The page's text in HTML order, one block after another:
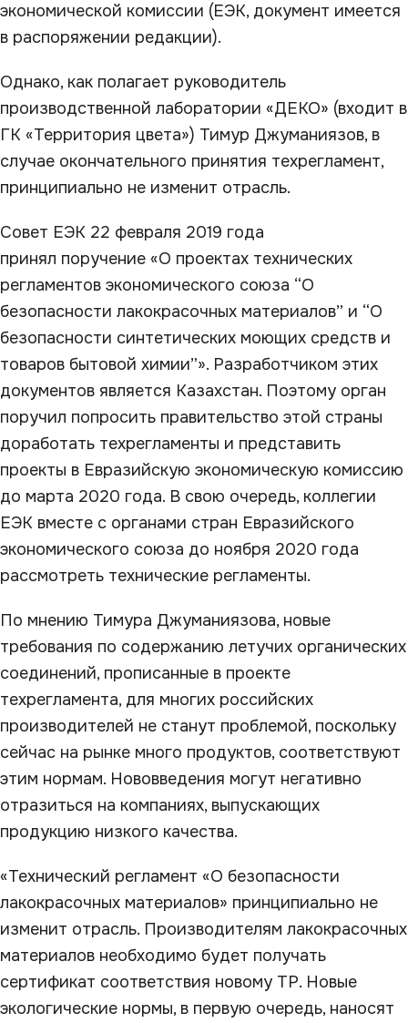
экономической комиссии (ЕЭК, документ имеется
в распоряжении редакции).
Однако, как полагает руководитель
производственной лаборатории «ДЕКО» (входит в
ГК «Территория цвета») Тимур Джуманиязов, в
случае окончательного принятия техрегламент,
принципиально не изменит отрасль.
Совет ЕЭК 22 февраля 2019 года
принял поручение «О проектах технических
регламентов экономического союза “О
безопасности лакокрасочных материалов” и “О
безопасности синтетических моющих средств и
товаров бытовой химии”». Разработчиком этих
документов является Казахстан. Поэтому орган
поручил попросить правительство этой страны
доработать техрегламенты и представить
проекты в Евразийскую экономическую комиссию
до марта 2020 года. В свою очередь, коллегии
ЕЭК вместе с органами стран Евразийского
экономического союза до ноября 2020 года
рассмотреть технические регламенты.
По мнению Тимура Джуманиязова, новые
требования по содержанию летучих органических
соединений, прописанные в проекте
техрегламента, для многих российских
производителей не станут проблемой, поскольку
сейчас на рынке много продуктов, соответствуют
этим нормам. Нововведения могут негативно
отразиться на компаниях, выпускающих
продукцию низкого качества.
«Технический регламент «О безопасности
лакокрасочных материалов» принципиально не
изменит отрасль. Производителям лакокрасочных
материалов необходимо будет получать
сертификат соответствия новому ТР. Новые
экологические нормы, в первую очередь, наносят